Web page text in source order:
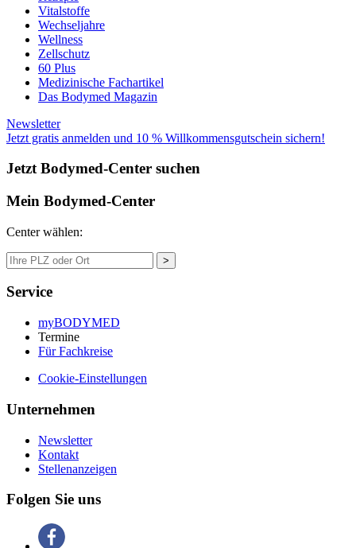
Vitalstoffe
Wechseljahre
Wellness
Zellschutz
60 Plus
Medizinische Fachartikel
Das Bodymed Magazin
Newsletter
Jetzt gratis anmelden und 10 % Willkommensgutschein sichern!
Jetzt Bodymed-Center suchen
Mein Bodymed-Center
Center wählen:
>
Service
myBODYMED
Termine
Für Fachkreise
Cookie-Einstellungen
Unternehmen
Newsletter
Kontakt
Stellenanzeigen
Folgen Sie uns